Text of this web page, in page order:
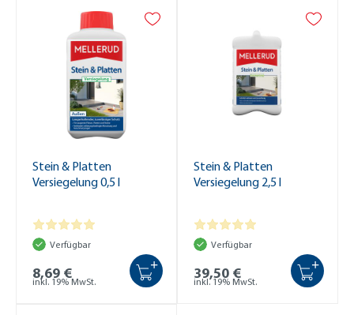
Stein & Platten
Versiegelung 0,5 l
Verfügbar
8,69 €
inkl. 19% MwSt.
+
Stein & Platten
Versiegelung 2,5 l
Verfügbar
39,50 €
inkl. 19% MwSt.
+